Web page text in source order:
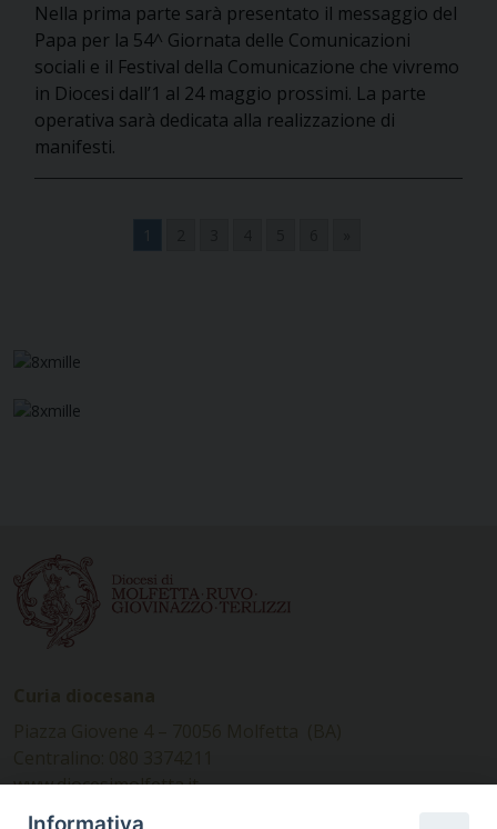
Nella prima parte sarà presentato il messaggio del
Papa per la 54^ Giornata delle Comunicazioni
sociali e il Festival della Comunicazione che vivremo
in Diocesi dall’1 al 24 maggio prossimi. La parte
operativa sarà dedicata alla realizzazione di
manifesti.
1
www.diocesimolfetta.it –
diocesimolfetta@pec.chiesacattolica.it